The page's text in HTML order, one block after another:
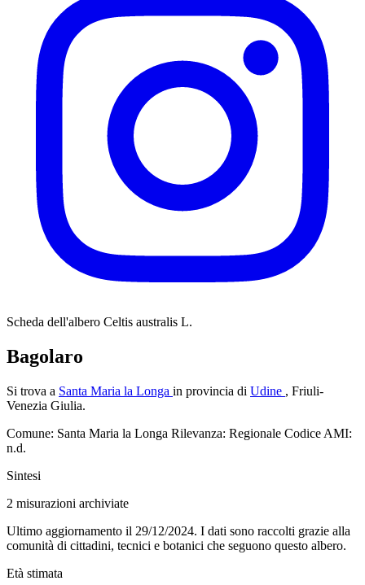
Scheda dell'albero Celtis australis L.
Bagolaro
Si trova a Santa Maria la Longa in provincia di Udine , Friuli-
Venezia Giulia.
Comune: Santa Maria la Longa Rilevanza: Regionale Codice AMI:
n.d.
Sintesi
2 misurazioni archiviate
Ultimo aggiornamento il 29/12/2024. I dati sono raccolti grazie alla
comunità di cittadini, tecnici e botanici che seguono questo albero.
Età stimata